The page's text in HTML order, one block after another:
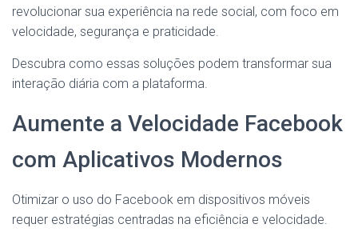
revolucionar sua experiência na rede social, com foco em
velocidade, segurança e praticidade.
Descubra como essas soluções podem transformar sua
interação diária com a plataforma.
Aumente a Velocidade Facebook
com Aplicativos Modernos
Otimizar o uso do Facebook em dispositivos móveis
requer estratégias centradas na eficiência e velocidade.